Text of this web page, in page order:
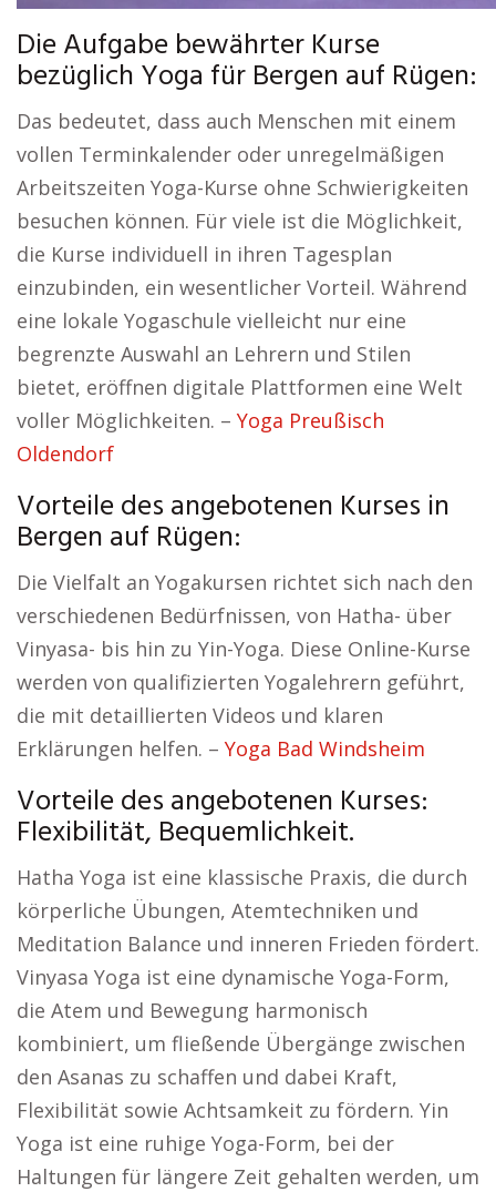
Die Aufgabe bewährter Kurse
bezüglich Yoga für Bergen auf Rügen:
Das bedeutet, dass auch Menschen mit einem
vollen Terminkalender oder unregelmäßigen
Arbeitszeiten Yoga-Kurse ohne Schwierigkeiten
besuchen können. Für viele ist die Möglichkeit,
die Kurse individuell in ihren Tagesplan
einzubinden, ein wesentlicher Vorteil. Während
eine lokale Yogaschule vielleicht nur eine
begrenzte Auswahl an Lehrern und Stilen
bietet, eröffnen digitale Plattformen eine Welt
voller Möglichkeiten. – Yoga Preußisch
Oldendorf
Vorteile des angebotenen Kurses in
Bergen auf Rügen:
Die Vielfalt an Yogakursen richtet sich nach den
verschiedenen Bedürfnissen, von Hatha- über
Vinyasa- bis hin zu Yin-Yoga. Diese Online-Kurse
werden von qualifizierten Yogalehrern geführt,
die mit detaillierten Videos und klaren
Erklärungen helfen. – Yoga Bad Windsheim
Vorteile des angebotenen Kurses:
Flexibilität, Bequemlichkeit.
Hatha Yoga ist eine klassische Praxis, die durch
körperliche Übungen, Atemtechniken und
Meditation Balance und inneren Frieden fördert.
Vinyasa Yoga ist eine dynamische Yoga-Form,
die Atem und Bewegung harmonisch
kombiniert, um fließende Übergänge zwischen
den Asanas zu schaffen und dabei Kraft,
Flexibilität sowie Achtsamkeit zu fördern. Yin
Yoga ist eine ruhige Yoga-Form, bei der
Haltungen für längere Zeit gehalten werden, um